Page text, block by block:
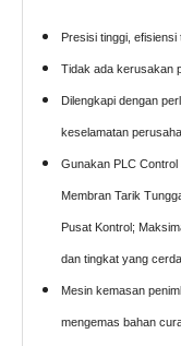
Presisi tinggi, efisiensi
Tidak ada kerusakan
Dilengkapi dengan
keselamatan
Gunakan PLC
Membran Tarik
Pusat Kontrol;
dan tingkat yang
Mesin kemasan
mengemas bahan